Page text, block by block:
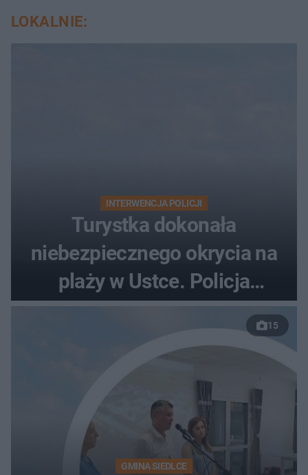
LOKALNIE:
INTERWENCJA POLICJI
Turystka dokonała
niebezpiecznego okrycia na
plaży w Ustce. Policja
musiała zamknąć odcinek
wybrzeża
15
GMINA SIEDLCE